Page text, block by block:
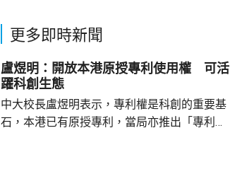
更多即時新聞
盧煜明：開放本港原授專利使用權 可活
躍科創生態
中大校長盧煜明表示，專利權是科創的重要基
石，本港已有原授專利，當局亦推出「專利